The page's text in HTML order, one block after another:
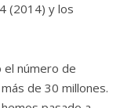
(2014) y los
el número de
de 30 millones.